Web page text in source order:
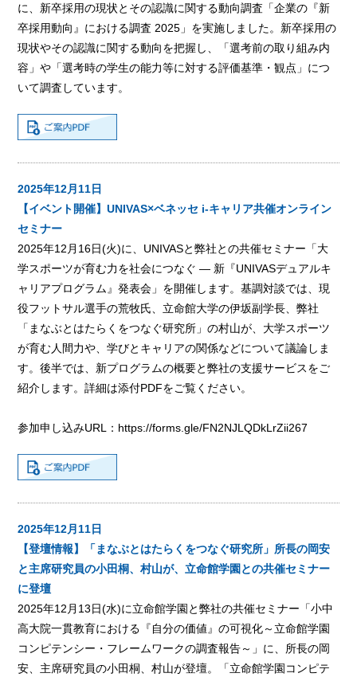
に、新卒採用の現状とその認識に関する動向調査「企業の『新
卒採用動向』における調査 2025」を実施しました。新卒採用の
現状やその認識に関する動向を把握し、「選考前の取り組み内
容」や「選考時の学生の能力等に対する評価基準・観点」につ
いて調査しています。
2025年12月11日
【イベント開催】UNIVAS×ベネッセ i-キャリア共催オンライン
セミナー
2025年12月16日(火)に、UNIVASと弊社との共催セミナー「大
学スポーツが育む力を社会につなぐ ― 新『UNIVASデュアルキ
ャリアプログラム』発表会」を開催します。基調対談では、現
役フットサル選手の荒牧氏、立命館大学の伊坂副学長、弊社
「まなぶとはたらくをつなぐ研究所」の村山が、大学スポーツ
が育む人間力や、学びとキャリアの関係などについて議論しま
す。後半では、新プログラムの概要と弊社の支援サービスをご
紹介します。詳細は添付PDFをご覧ください。
参加申し込みURL： https://forms.gle/FN2NJLQDkLrZii267
2025年12月11日
【登壇情報】「まなぶとはたらくをつなぐ研究所」所長の岡安
と主席研究員の小田桐、村山が、立命館学園との共催セミナー
に登壇
2025年12月13日(水)に立命館学園と弊社の共催セミナー「小中
高大院一貫教育における『自分の価値』の可視化～立命館学園
コンピテンシー・フレームワークの調査報告～」に、所長の岡
安、主席研究員の小田桐、村山が登壇。「立命館学園コンピテ